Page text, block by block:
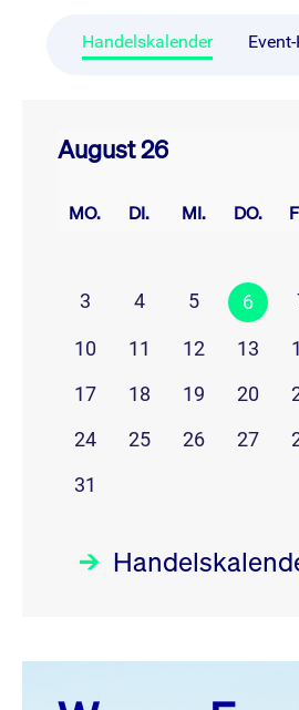
Handelskalender
August 26
MO. DI. MI. DO.
3
4 5 6
10 11 12 13
17
18 19 20
24
25 26 27
31
August 26